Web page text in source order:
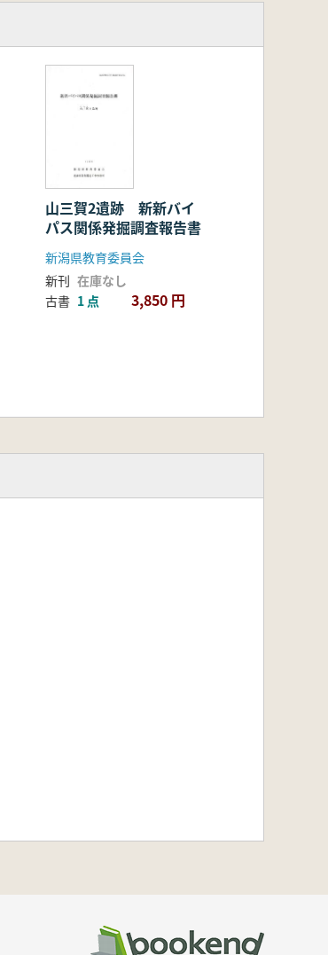
山三賀2遺跡 新新バイ
パス関係発掘調査報告書
新潟県教育委員会
新刊 在庫なし
古書 1 点 3,850 円